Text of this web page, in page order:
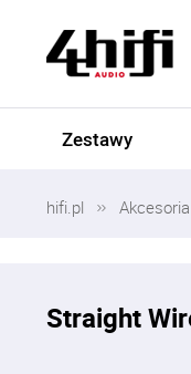
Zestawy
hifi.pl Akcesoria
Straight